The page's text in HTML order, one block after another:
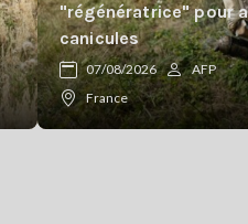
"régénératrice" pour
canicules
07/08/2026
AFP
France